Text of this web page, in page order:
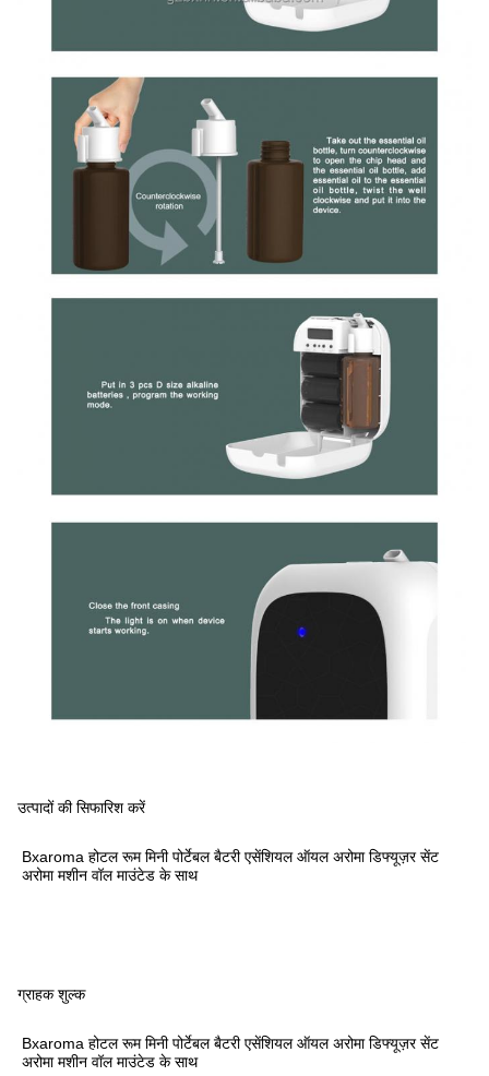
उत्पादों की सिफारिश करें
Bxaroma होटल रूम मिनी पोर्टेबल बैटरी एसेंशियल ऑयल अरोमा डिफ्यूज़र सेंट
अरोमा मशीन वॉल माउंटेड के साथ
ग्राहक शुल्क
Bxaroma होटल रूम मिनी पोर्टेबल बैटरी एसेंशियल ऑयल अरोमा डिफ्यूज़र सेंट
अरोमा मशीन वॉल माउंटेड के साथ